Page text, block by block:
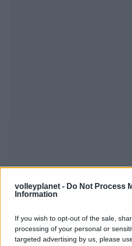
volleyplanet - Do Not Process
Information
If you wish to opt-out of the sale,
processing of your personal or
targeted advertising by us, please